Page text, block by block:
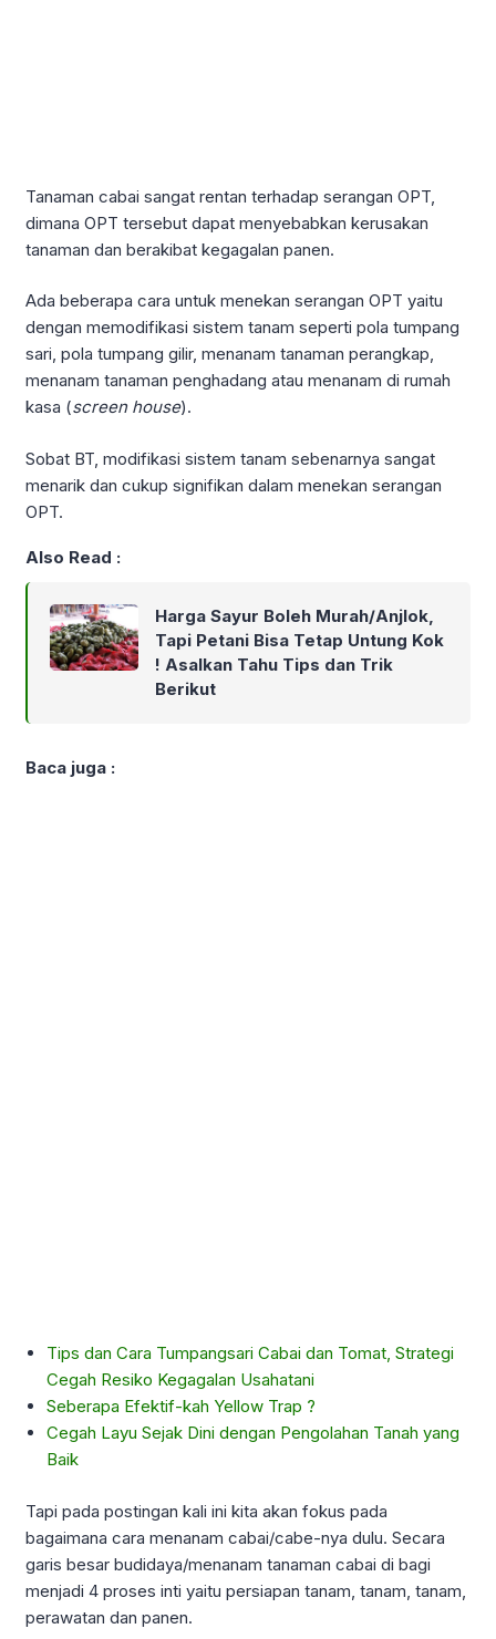
Tanaman cabai sangat rentan terhadap serangan OPT,
dimana OPT tersebut dapat menyebabkan kerusakan
tanaman dan berakibat kegagalan panen.
Ada beberapa cara untuk menekan serangan OPT yaitu
dengan memodifikasi sistem tanam seperti pola tumpang
sari, pola tumpang gilir, menanam tanaman perangkap,
menanam tanaman penghadang atau menanam di rumah
kasa (screen house).
Sobat BT, modifikasi sistem tanam sebenarnya sangat
menarik dan cukup signifikan dalam menekan serangan
OPT.
Also Read :
Harga Sayur Boleh Murah/Anjlok,
Tapi Petani Bisa Tetap Untung Kok
! Asalkan Tahu Tips dan Trik
Berikut
Baca juga :
Tips dan Cara Tumpangsari Cabai dan Tomat, Strategi
Cegah Resiko Kegagalan Usahatani
Seberapa Efektif-kah Yellow Trap ?
Cegah Layu Sejak Dini dengan Pengolahan Tanah yang
Baik
Tapi pada postingan kali ini kita akan fokus pada
bagaimana cara menanam cabai/cabe-nya dulu. Secara
garis besar budidaya/menanam tanaman cabai di bagi
menjadi 4 proses inti yaitu persiapan tanam, tanam, tanam,
perawatan dan panen.